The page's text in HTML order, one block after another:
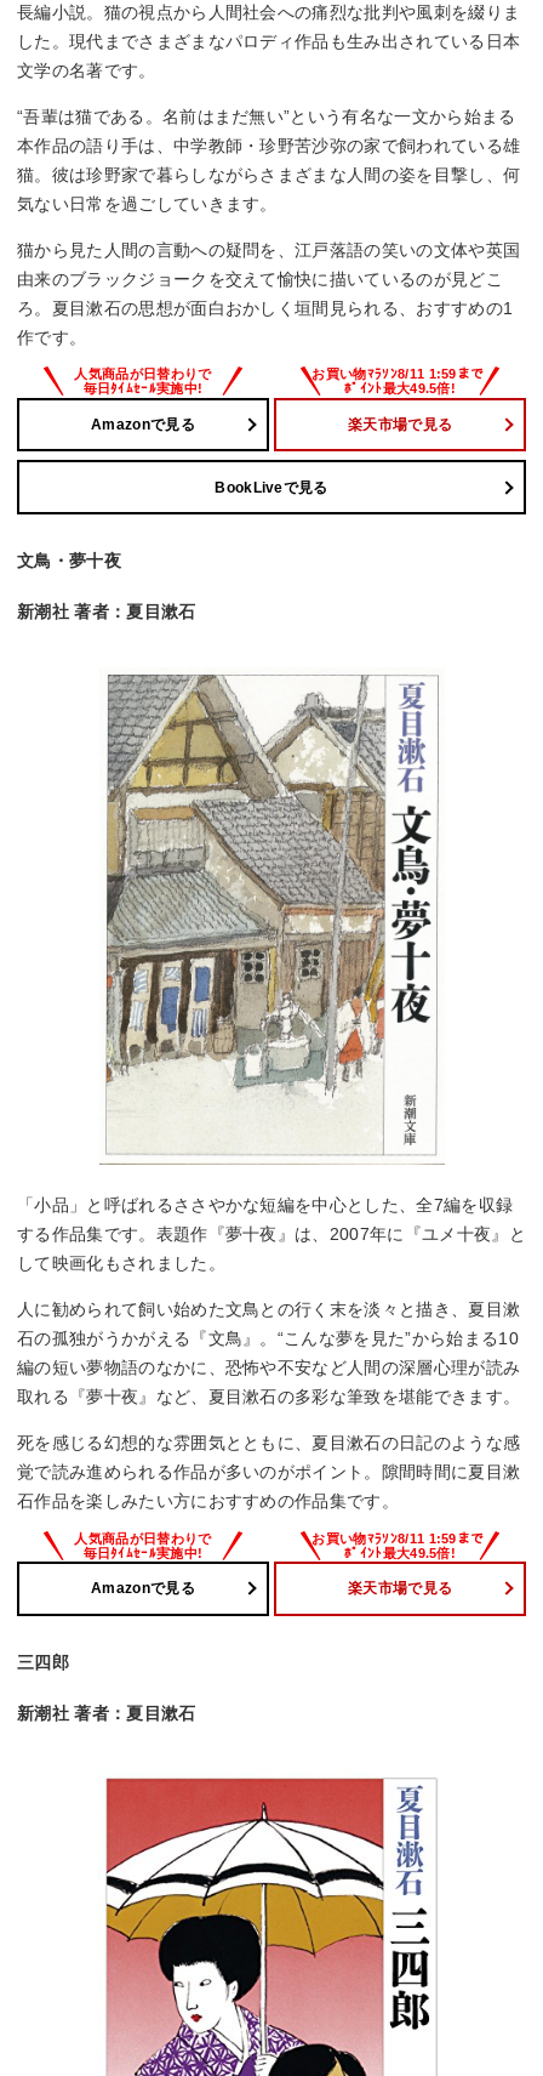
長編小説。猫の視点から人間社会への痛烈な批判や風刺を綴りま
した。現代までさまざまなパロディ作品も生み出されている日本
文学の名著です。
“吾輩は猫である。名前はまだ無い”という有名な一文から始まる
本作品の語り手は、中学教師・珍野苦沙弥の家で飼われている雄
猫。彼は珍野家で暮らしながらさまざまな人間の姿を目撃し、何
気ない日常を過ごしていきます。
猫から見た人間の言動への疑問を、江戸落語の笑いの文体や英国
由来のブラックジョークを交えて愉快に描いているのが見どこ
ろ。夏目漱石の思想が面白おかしく垣間見られる、おすすめの1
作です。
Amazonで見る 楽天市場で見る
BookLiveで見る
文鳥・夢十夜
新潮社 著者：夏目漱石
「小品」と呼ばれるささやかな短編を中心とした、全7編を収録
する作品集です。表題作『夢十夜』は、2007年に『ユメ十夜』と
して映画化もされました。
人に勧められて飼い始めた文鳥との行く末を淡々と描き、夏目漱
石の孤独がうかがえる『文鳥』。“こんな夢を見た”から始まる10
編の短い夢物語のなかに、恐怖や不安など人間の深層心理が読み
取れる『夢十夜』など、夏目漱石の多彩な筆致を堪能できます。
死を感じる幻想的な雰囲気とともに、夏目漱石の日記のような感
覚で読み進められる作品が多いのがポイント。隙間時間に夏目漱
石作品を楽しみたい方におすすめの作品集です。
Amazonで見る 楽天市場で見る
三四郎
新潮社 著者：夏目漱石